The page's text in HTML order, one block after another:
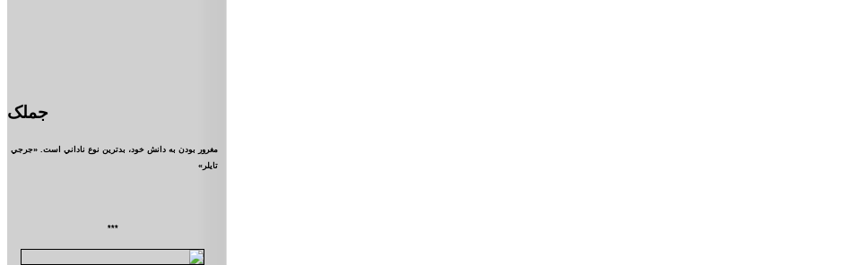
جملک
مغرور بودن به دانش خود، بدترين نوع ناداني است. «جرجي
تايلر»
***